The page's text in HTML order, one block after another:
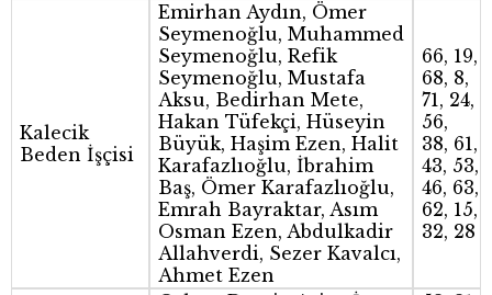
Kalecik
Beden İşçisi
Emirhan Aydın, Ömer
Seymenoğlu, Muhammed
Seymenoğlu, Refik
Seymenoğlu, Mustafa
Aksu, Bedirhan Mete,
Hakan Tüfekçi, Hüseyin
Büyük, Haşim Ezen, Halit
Karafazlıoğlu, İbrahim
Baş, Ömer Karafazlıoğlu,
Emrah Bayraktar, Asım
Osman Ezen, Abdulkadir
Allahverdi, Sezer Kavalcı,
Ahmet Ezen
66, 19,
68, 8,
71, 24,
56,
38, 61,
43, 53,
46, 63,
62, 15,
32, 28